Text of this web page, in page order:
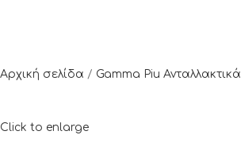
Αρχική σελίδα Gamma Piu Ανταλλακτικά
Click to enlarge